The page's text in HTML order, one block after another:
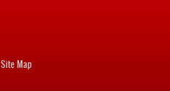
Site Map